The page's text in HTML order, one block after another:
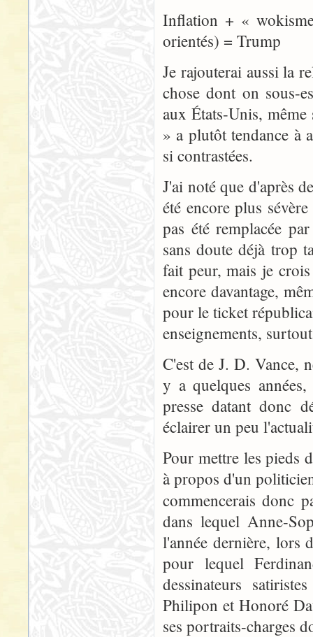
Inflation + «
orientés) = Trump
Je rajouterai aussi la
chose dont on sous-
aux États-Unis,
» a plutôt tendance à
si contrastées.
J'ai noté que d'après
été encore plus
pas été remplacée
sans doute déjà trop
fait peur, mais je
encore davantage,
pour le ticket
enseignements,
C'est de J. D. Vance,
y a quelques
presse datant donc
éclairer un peu
Pour mettre les pieds
à propos d'un
commencerais donc
dans lequel Anne-
l'année dernière, lors
pour lequel
dessinateurs
Philipon et Honoré
ses portraits-charges